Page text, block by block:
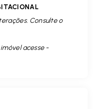
Consulte o
acesse -